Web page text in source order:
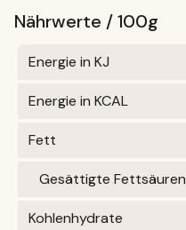
Nährwerte / 100g
Energie in KJ
Energie in KCAL
Fett
Gesättigte Fettsäuren
Kohlenhydrate